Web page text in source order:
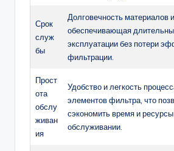
Срок
служ
бы
Долговечность материалов
обеспечивающая
эксплуатации без потери
фильтрации.
Прост
ота
обслу
живан
ия
Удобство и легкость
элементов фильтра, что
сэкономить время и
обслуживании.